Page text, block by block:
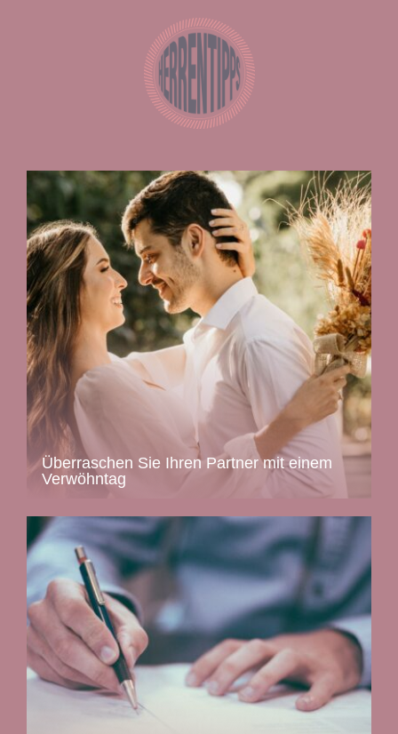
Überraschen Sie Ihren Partner mit einem
Verwöhntag